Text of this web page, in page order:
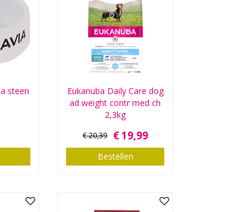
steen
Eukanuba Daily Care dog
ad weight contr med ch
2,3kg
€20,39 €19,99
Bestellen